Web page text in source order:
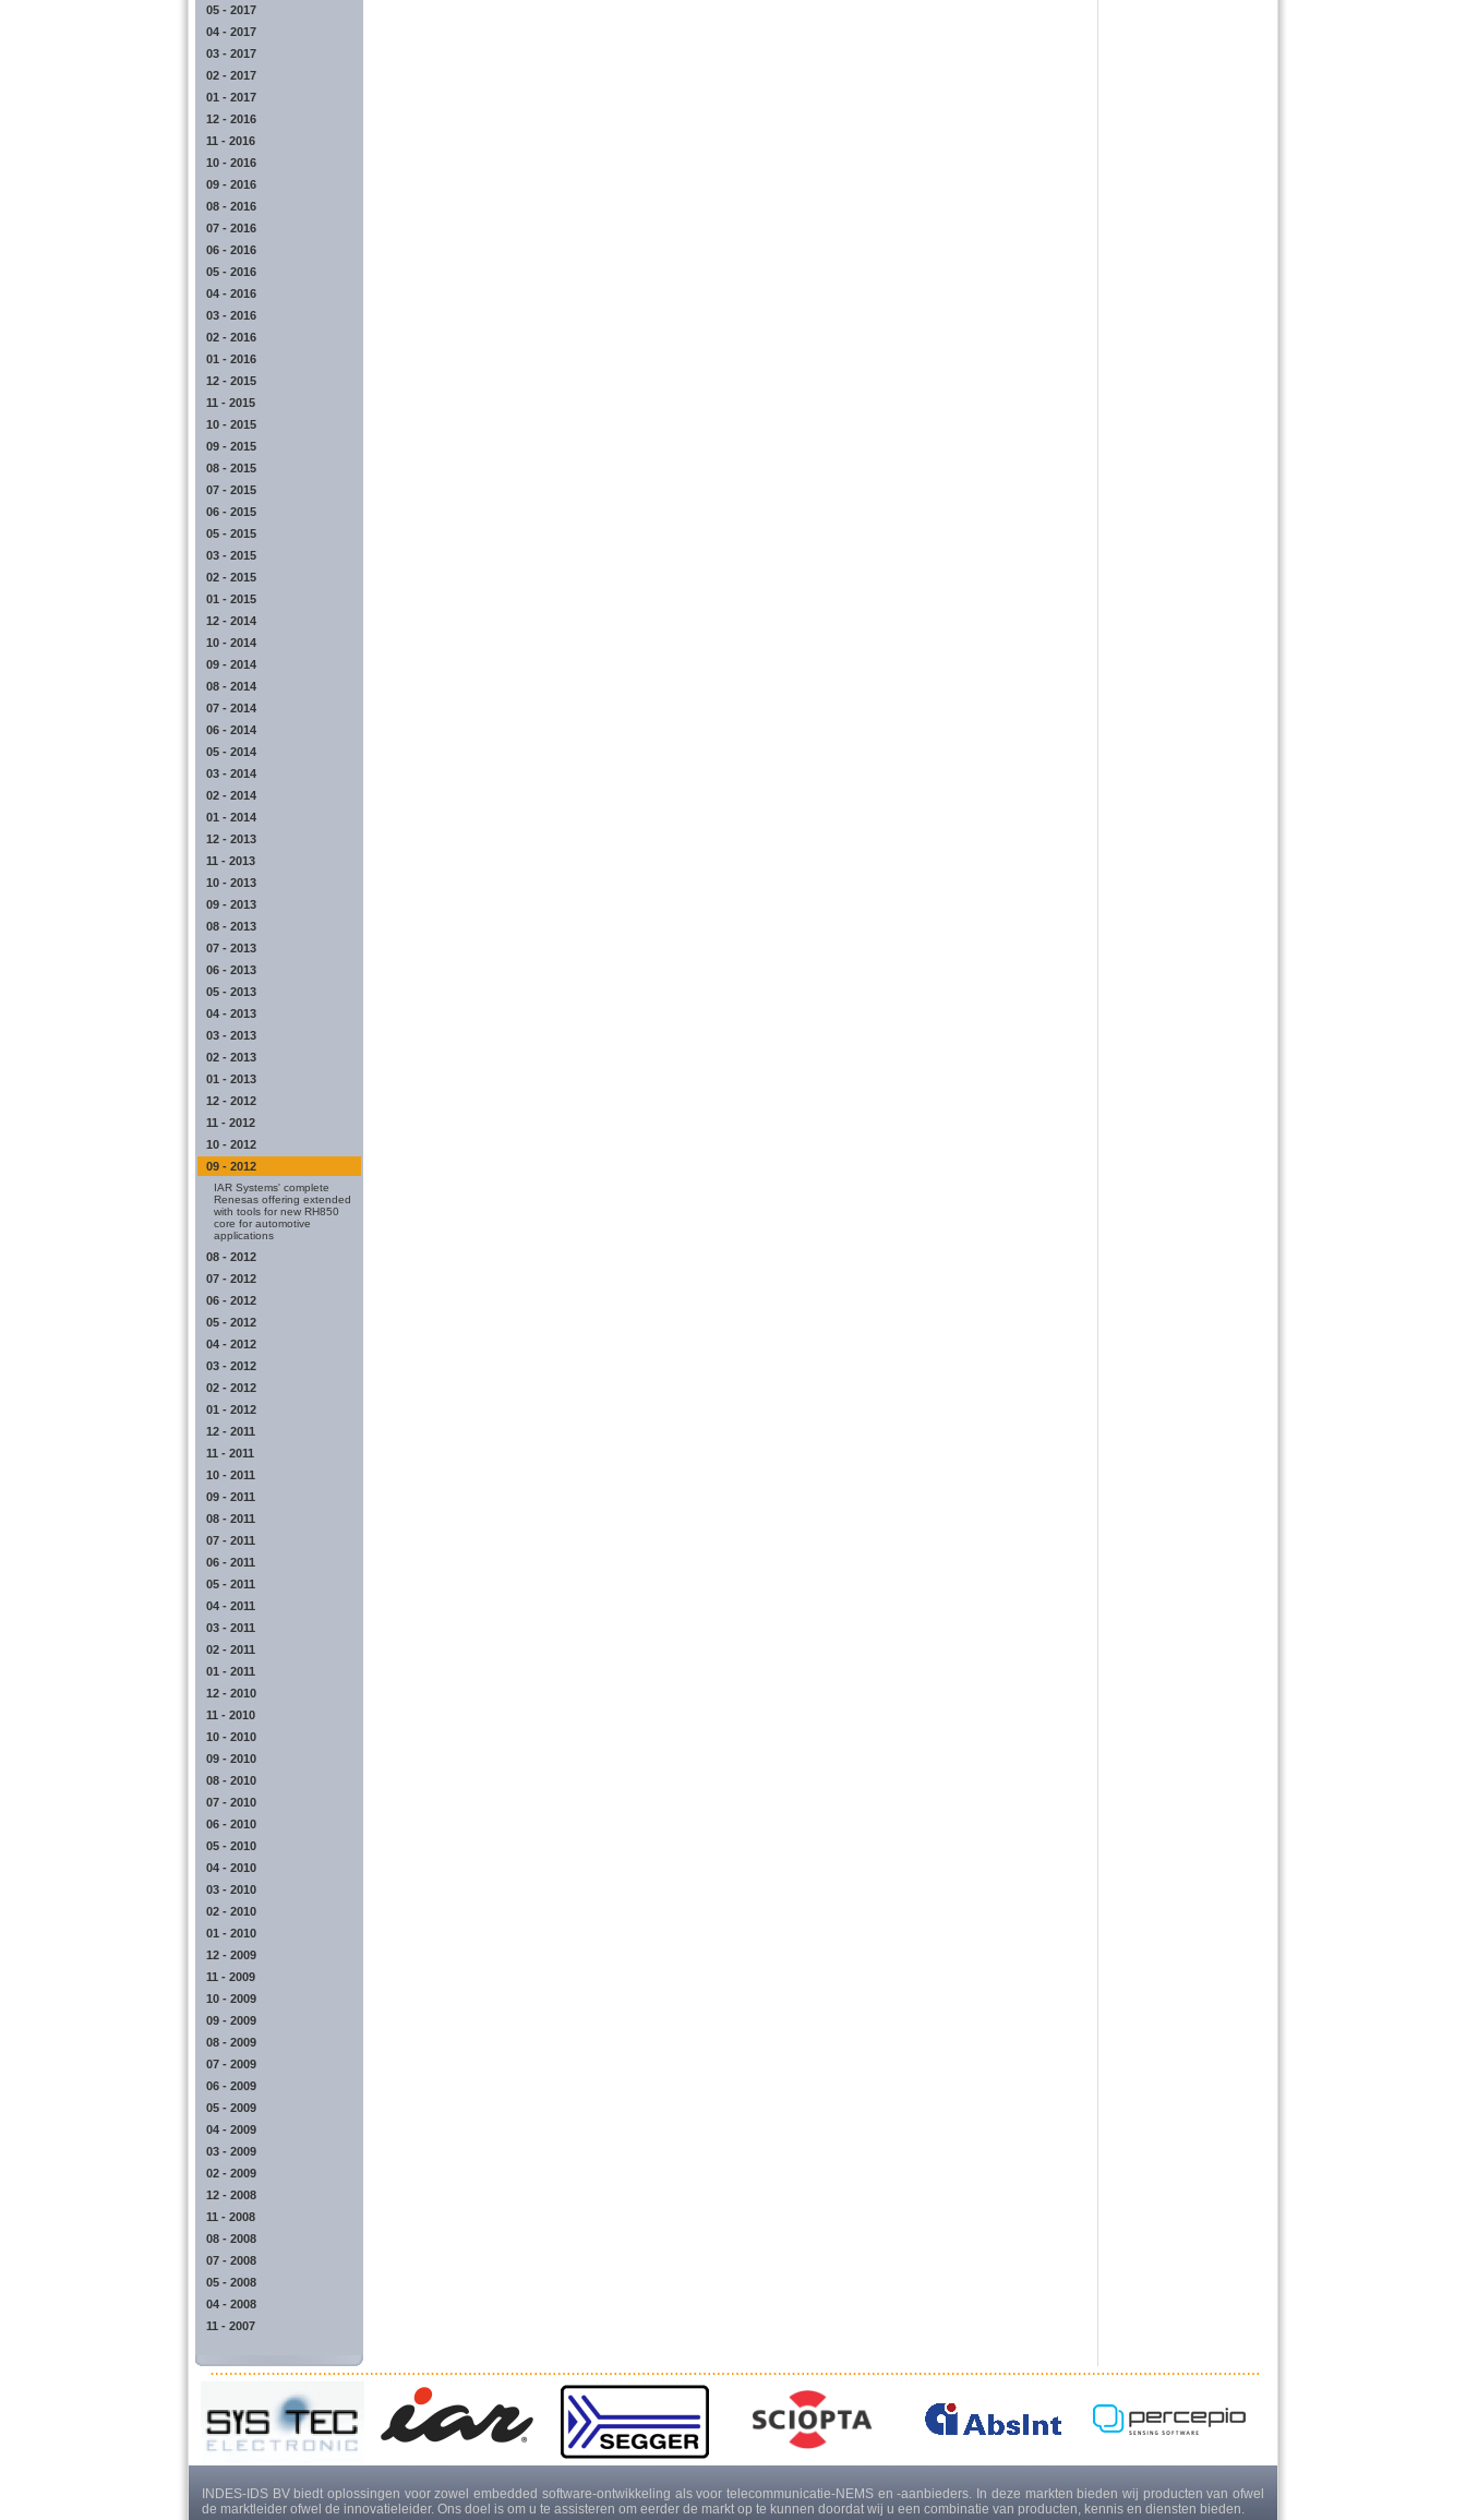
05 - 2017
04 - 2017
03 - 2017
02 - 2017
01 - 2017
12 - 2016
11 - 2016
10 - 2016
09 - 2016
08 - 2016
07 - 2016
06 - 2016
05 - 2016
04 - 2016
03 - 2016
02 - 2016
01 - 2016
12 - 2015
11 - 2015
10 - 2015
09 - 2015
08 - 2015
07 - 2015
06 - 2015
05 - 2015
03 - 2015
02 - 2015
01 - 2015
12 - 2014
10 - 2014
09 - 2014
08 - 2014
07 - 2014
06 - 2014
05 - 2014
03 - 2014
02 - 2014
01 - 2014
12 - 2013
11 - 2013
10 - 2013
09 - 2013
08 - 2013
07 - 2013
06 - 2013
05 - 2013
04 - 2013
03 - 2013
02 - 2013
01 - 2013
12 - 2012
11 - 2012
10 - 2012
09 - 2012
IAR Systems' complete
Renesas offering extended
with tools for new RH850
core for automotive
applications
08 - 2012
07 - 2012
06 - 2012
05 - 2012
04 - 2012
03 - 2012
02 - 2012
01 - 2012
12 - 2011
11 - 2011
10 - 2011
09 - 2011
08 - 2011
07 - 2011
06 - 2011
05 - 2011
04 - 2011
03 - 2011
02 - 2011
01 - 2011
12 - 2010
11 - 2010
10 - 2010
09 - 2010
08 - 2010
07 - 2010
06 - 2010
05 - 2010
04 - 2010
03 - 2010
02 - 2010
01 - 2010
12 - 2009
11 - 2009
10 - 2009
09 - 2009
08 - 2009
07 - 2009
06 - 2009
05 - 2009
04 - 2009
03 - 2009
02 - 2009
12 - 2008
11 - 2008
08 - 2008
07 - 2008
05 - 2008
04 - 2008
11 - 2007
INDES-IDS BV biedt oplossingen voor zowel embedded software-ontwikkeling als voor telecommunicatie-NEMS en -aanbieders. In deze markten bieden wij producten van ofwel
de marktleider ofwel de innovatieleider. Ons doel is om u te assisteren om eerder de markt op te kunnen doordat wij u een combinatie van producten, kennis en diensten bieden.